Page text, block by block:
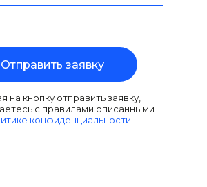
Отправить заявку
на кнопку отправить заявку,
с правилами описанными
конфиденциальности